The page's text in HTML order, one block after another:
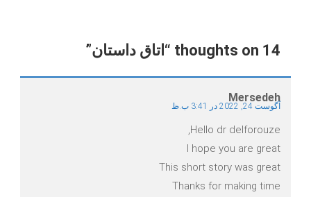
14 thoughts on “ اتاق داستان”
Mersedeh
آگوست 24, 2022 در 3:41 ب.ظ
Hello dr delforouze,
I hope you are great
This short story was great
Thanks for making time